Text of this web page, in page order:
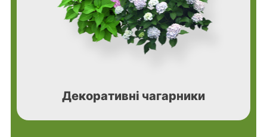
Декоративні чагарники